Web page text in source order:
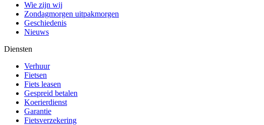
Wie zijn wij
Zondagmorgen uitpakmorgen
Geschiedenis
Nieuws
Diensten
Verhuur
Fietsen
Fiets leasen
Gespreid betalen
Koerierdienst
Garantie
Fietsverzekering